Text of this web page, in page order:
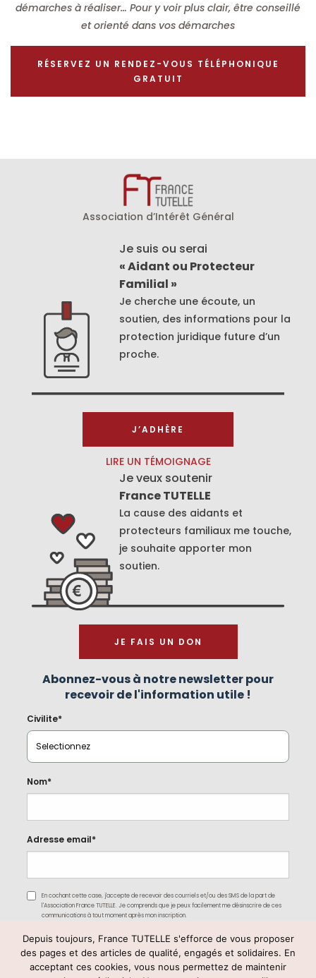
démarches à réaliser… Pour y voir plus clair, être conseillé
et orienté dans vos démarches
RÉSERVEZ UN RENDEZ-VOUS TÉLÉPHONIQUE
GRATUIT
Association d’Intérêt Général
Je suis ou serai
« Aidant ou Protecteur
Familial »
Je cherche une écoute, un
soutien, des informations pour la
protection juridique future d’un
proche.
J’ADHÈRE
LIRE UN TÉMOIGNAGE
Je veux soutenir
France TUTELLE
La cause des aidants et
protecteurs familiaux me touche,
je souhaite apporter mon
soutien.
JE FAIS UN DON
Abonnez-vous à notre newsletter pour
recevoir de l'information utile !
Civilite*
Nom*
Adresse email*
En cochant cette case, j'accepte de recevoir des courriels et/ou des SMS de la part de
l'Association France TUTELLE. Je comprends que je peux facilement me désinscrire de ces
communications à tout moment après mon inscription.
Depuis toujours, France TUTELLE s'efforce de vous proposer
des pages et des articles de qualité, engagés et solidaires. En
acceptant ces cookies, vous nous permettez de maintenir